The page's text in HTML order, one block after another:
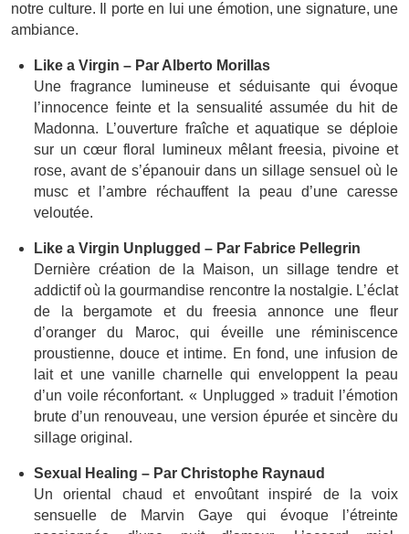
notre culture. Il porte en lui une émotion, une signature, une
ambiance.
Like a Virgin – Par Alberto Morillas
Une fragrance lumineuse et séduisante qui évoque
l’innocence feinte et la sensualité assumée du hit de
Madonna. L’ouverture fraîche et aquatique se déploie
sur un cœur floral lumineux mêlant freesia, pivoine et
rose, avant de s’épanouir dans un sillage sensuel où le
musc et l’ambre réchauffent la peau d’une caresse
veloutée.
Like a Virgin Unplugged – Par Fabrice Pellegrin
Dernière création de la Maison, un sillage tendre et
addictif où la gourmandise rencontre la nostalgie. L’éclat
de la bergamote et du freesia annonce une fleur
d’oranger du Maroc, qui éveille une réminiscence
proustienne, douce et intime. En fond, une infusion de
lait et une vanille charnelle qui enveloppent la peau
d’un voile réconfortant. « Unplugged » traduit l’émotion
brute d’un renouveau, une version épurée et sincère du
sillage original.
Sexual Healing – Par Christophe Raynaud
Un oriental chaud et envoûtant inspiré de la voix
sensuelle de Marvin Gaye qui évoque l’étreinte